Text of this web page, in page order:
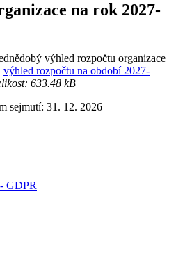
na rok 2027-
výhled rozpočtu organizace
výhled rozpočtu na období 2027-
633.48 kB
sejmutí: 31. 12. 2026
GDPR